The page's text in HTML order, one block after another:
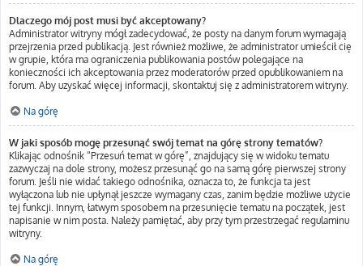
Dlaczego mój post musi być akceptowany?
Administrator witryny mógł zadecydować, że posty na danym forum wymagają
przejrzenia przed publikacją. Jest również możliwe, że administrator umieścił cię
w grupie, która ma ograniczenia publikowania postów polegające na
konieczności ich akceptowania przez moderatorów przed opublikowaniem na
forum. Aby uzyskać więcej informacji, skontaktuj się z administratorem witryny.
Na górę
W jaki sposób mogę przesunąć swój temat na górę strony tematów?
Klikając odnośnik “Przesuń temat w górę”, znajdujący się w widoku tematu
zazwyczaj na dole strony, możesz przesunąć go na samą górę pierwszej strony
forum. Jeśli nie widać takiego odnośnika, oznacza to, że funkcja ta jest
wyłączona lub nie upłynął jeszcze wymagany czas, zanim będzie możliwe użycie
tej funkcji. Innym, łatwym sposobem na przesunięcie tematu na początek, jest
napisanie w nim posta. Należy pamiętać, aby przy tym przestrzegać regulaminu
witryny.
Na górę